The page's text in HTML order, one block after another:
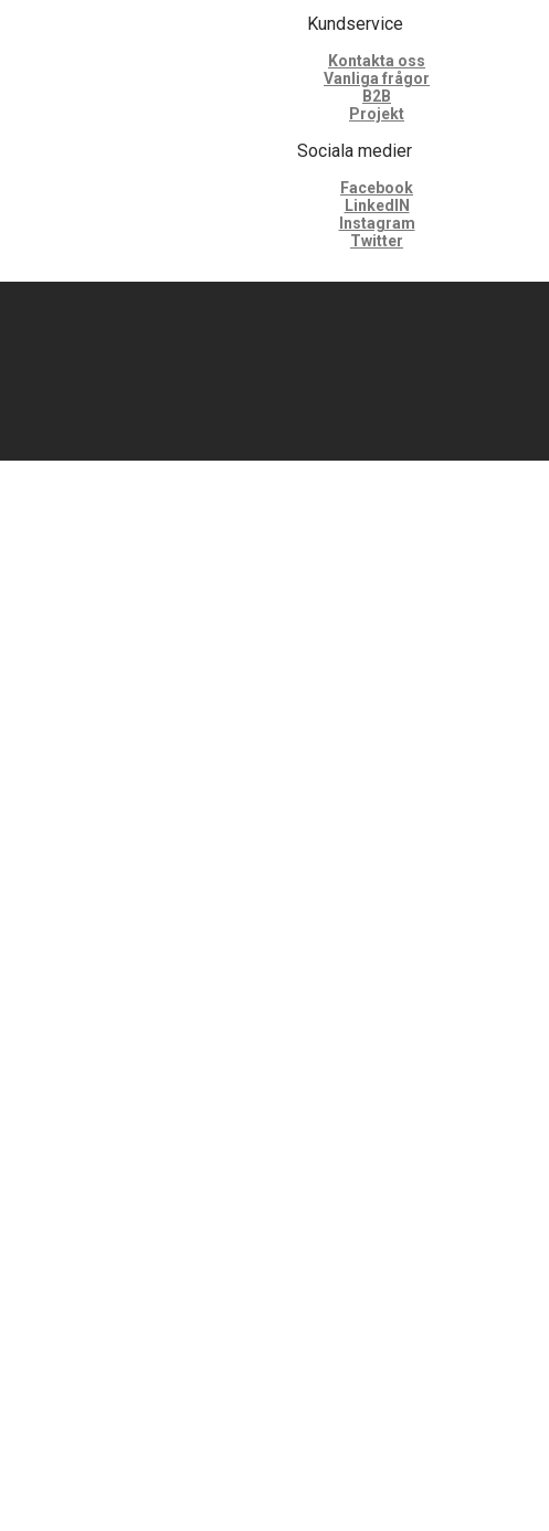
Kundservice
Kontakta oss
Vanliga frågor
B2B
Projekt
Sociala medier
Facebook
LinkedIN
Instagram
Twitter